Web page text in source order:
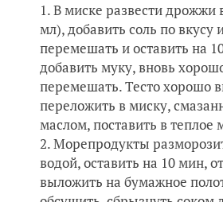
В миске развести дрожжи
мл), добавить соль по вкусу
перемешать и оставить на
добавить муку, вновь
перемешать. Тесто хорошо
переложить в миску,
маслом, поставить в теплое
Морепродукты
водой, оставить на 10 мин,
выложить на бумажное